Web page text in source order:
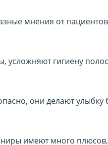
мнения от пациентов
усложняют гигиену
они делают улыбку
имеют много